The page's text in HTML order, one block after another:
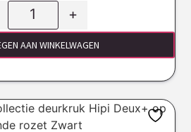
+
AAN WINKELWAGEN